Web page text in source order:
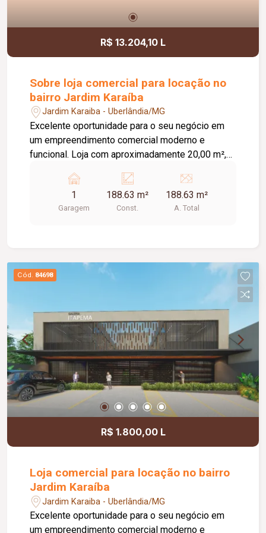
R$ 13.204,10 L
Sobre loja comercial para locação no
bairro Jardim Karaíba
Jardim Karaiba - Uberlândia/MG
Excelente oportunidade para o seu negócio em
um empreendimento comercial moderno e
funcional. Loja com aproximadamente 20,00 m²,
espaço prático, bem estruturado e pronto para
receber clientes. O empreendimento oferece uma
completa infraestrutura compartilhada, contando
comodidade e autonomia para as operações do
dia a dia. Conta ainda com estacionamento
motocicletas, área ajardinada e uma excelente
vista, criando um ambiente agradável para
clientes e colaboradores. Um espaço estratégico,
confortável e preparado para impulsionar o
crescimento do seu negócio.
1
Garagem
188.63 m²
Const.
188.63 m²
A. Total
Cód. 84698
R$ 1.800,00 L
Loja comercial para locação no bairro
Jardim Karaíba
Jardim Karaiba - Uberlândia/MG
Excelente oportunidade para o seu negócio em
um empreendimento comercial moderno e